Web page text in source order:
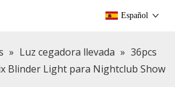
Español
» Luz cegadora llevada » 36pcs
Blinder Light para Nightclub Show